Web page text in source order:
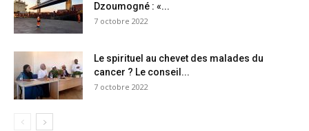
Dzoumogné : «...
7 octobre 2022
Le spirituel au chevet des malades du
cancer ? Le conseil...
7 octobre 2022